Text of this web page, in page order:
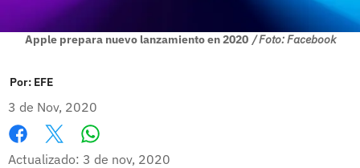
Apple prepara nuevo lanzamiento en 2020 / Foto: Facebook
Por: EFE
3 de Nov, 2020
Facebook
X
Actualizado: 3 de nov, 2020